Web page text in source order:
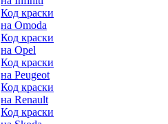
Код краски
на Omoda
Код краски
на Opel
Код краски
на Peugeot
Код краски
на Renault
Код краски